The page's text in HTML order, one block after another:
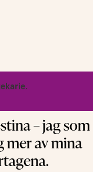
– jag som
av mina